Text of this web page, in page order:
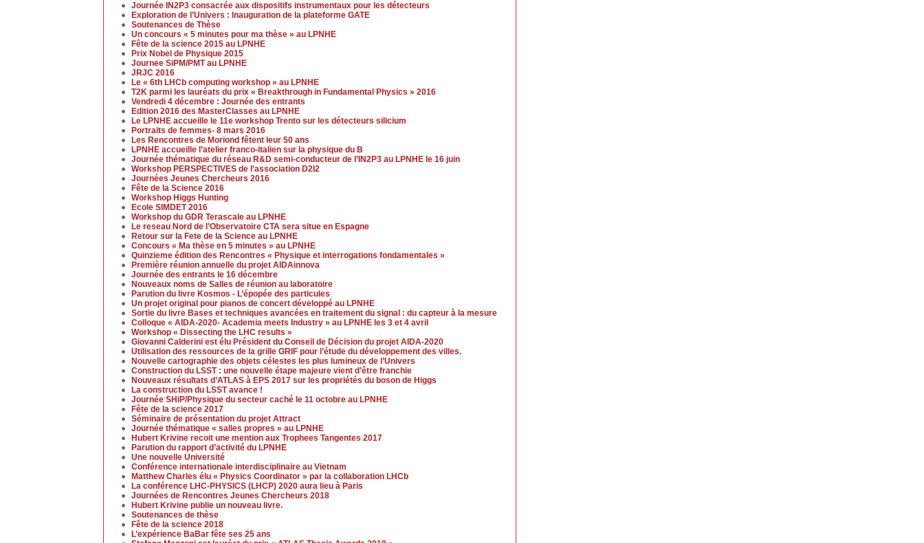
Journée IN2P3 consacrée aux dispositifs instrumentaux pour les détecteurs
Exploration de l’Univers : Inauguration de la plateforme GATE
Soutenances de Thèse
Un concours « 5 minutes pour ma thèse » au LPNHE
Fête de la science 2015 au LPNHE
Prix Nobel de Physique 2015
Journee SiPM/PMT au LPNHE
JRJC 2016
Le « 6th LHCb computing workshop » au LPNHE
T2K parmi les lauréats du prix « Breakthrough in Fundamental Physics » 2016
Vendredi 4 décembre : Journée des entrants
Edition 2016 des MasterClasses au LPNHE
Le LPNHE accueille le 11e workshop Trento sur les détecteurs silicium
Portraits de femmes- 8 mars 2016
Les Rencontres de Moriond fêtent leur 50 ans
LPNHE accueille l’atelier franco-italien sur la physique du B
Journée thématique du réseau R&D semi-conducteur de l’IN2P3 au LPNHE le 16 juin
Workshop PERSPECTIVES de l’association D2I2
Journées Jeunes Chercheurs 2016
Fête de la Science 2016
Workshop Higgs Hunting
Ecole SIMDET 2016
Workshop du GDR Terascale au LPNHE
Le reseau Nord de l’Observatoire CTA sera situe en Espagne
Retour sur la Fete de la Science au LPNHE
Concours « Ma thèse en 5 minutes » au LPNHE
Quinzieme édition des Rencontres « Physique et interrogations fondamentales »
Première réunion annuelle du projet AIDAinnova
Journée des entrants le 16 décembre
Nouveaux noms de Salles de réunion au laboratoire
Parution du livre Kosmos - L’épopée des particules
Un projet original pour pianos de concert développé au LPNHE
Sortie du livre Bases et techniques avancées en traitement du signal : du capteur à la mesure
Colloque « AIDA-2020- Academia meets Industry » au LPNHE les 3 et 4 avril
Workshop « Dissecting the LHC results »
Giovanni Calderini est élu Président du Conseil de Décision du projet AIDA-2020
Utilisation des ressources de la grille GRIF pour l’étude du développement des villes.
Nouvelle cartographie des objets célestes les plus lumineux de l’Univers
Construction du LSST : une nouvelle étape majeure vient d’être franchie
Nouveaux résultats d’ATLAS à EPS 2017 sur les propriétés du boson de Higgs
La construction du LSST avance !
Journée SHiP/Physique du secteur caché le 11 octobre au LPNHE
Fête de la science 2017
Séminaire de présentation du projet Attract
Journée thématique « salles propres » au LPNHE
Hubert Krivine recoit une mention aux Trophees Tangentes 2017
Parution du rapport d’activité du LPNHE
Une nouvelle Université
Conférence internationale interdisciplinaire au Vietnam
Matthew Charles élu « Physics Coordinator » par la collaboration LHCb
La conférence LHC-PHYSICS (LHCP) 2020 aura lieu à Paris
Journées de Rencontres Jeunes Chercheurs 2018
Hubert Krivine publie un nouveau livre.
Soutenances de thèse
Fête de la science 2018
L’expérience BaBar fête ses 25 ans